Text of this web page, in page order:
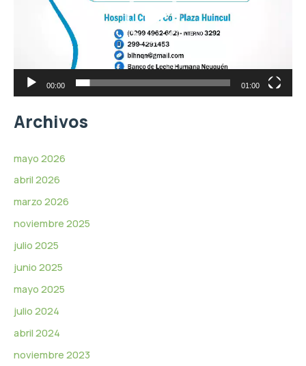
o
d
e
v
d
o
00:00 01:00
Archivos
mayo 2026
abril 2026
marzo 2026
noviembre 2025
julio 2025
junio 2025
mayo 2025
julio 2024
abril 2024
noviembre 2023